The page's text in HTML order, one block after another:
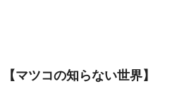
【マツコの知らない世界】